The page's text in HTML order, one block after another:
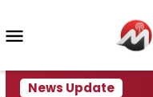
konten
News Update
Krisi Air